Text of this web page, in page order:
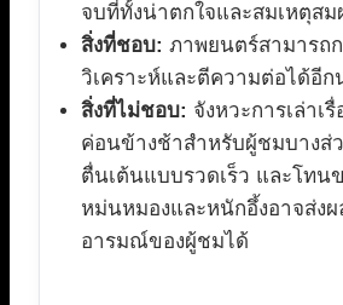
จบที่ทั้งน่าตกใจและสมเหตุสม
สิ่งที่ชอบ: ภาพยนตร์สามารถ
วิเคราะห์และตีความต่อได้อี
สิ่งที่ไม่ชอบ: จังหวะการเล่าเ
ค่อนข้างช้าสำหรับผู้ชมบางส่
ตื่นเต้นแบบรวดเร็ว และโทนข
หม่นหมองและหนักอึ้งอาจส่ง
อารมณ์ของผู้ชมได้